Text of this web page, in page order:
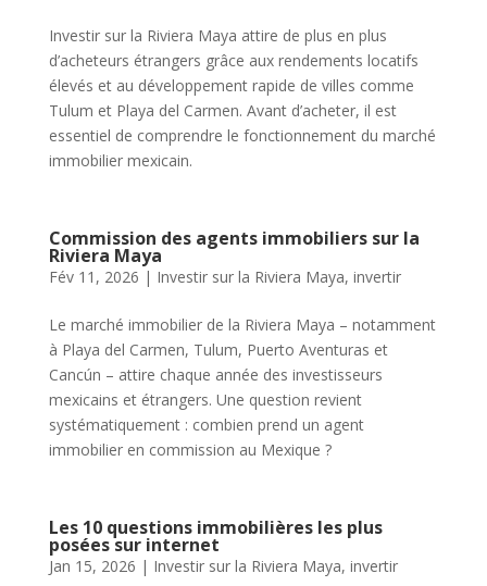
Investir sur la Riviera Maya attire de plus en plus
d’acheteurs étrangers grâce aux rendements locatifs
élevés et au développement rapide de villes comme
Tulum et Playa del Carmen. Avant d’acheter, il est
essentiel de comprendre le fonctionnement du marché
immobilier mexicain.
Commission des agents immobiliers sur la
Riviera Maya
Fév 11, 2026 | Investir sur la Riviera Maya, invertir
Le marché immobilier de la Riviera Maya – notamment
à Playa del Carmen, Tulum, Puerto Aventuras et
Cancún – attire chaque année des investisseurs
mexicains et étrangers. Une question revient
systématiquement : combien prend un agent
immobilier en commission au Mexique ?
Les 10 questions immobilières les plus
posées sur internet
Jan 15, 2026 | Investir sur la Riviera Maya, invertir